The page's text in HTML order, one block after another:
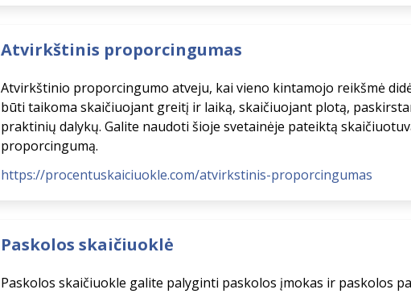
Atvirkštinis proporcingumas
Atvirkštinio proporcingumo atveju, kai vieno kintamojo reikšmė
būti taikoma skaičiuojant greitį ir laiką, skaičiuojant plotą,
praktinių dalykų. Galite naudoti šioje svetainėje pateiktą
proporcingumą.
https://procentuskaiciuokle.com/atvirkstinis-proporcingumas
Paskolos skaičiuoklė
Paskolos skaičiuokle galite palyginti paskolos įmokas ir paskolos